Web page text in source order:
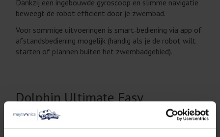
Dankzij een ingebouwde gyroscoop en slimme navigatie
beweegt de robot efficiënt door je zwembad.
Voor sommige uitvoeringen is smart‑bediening via app of
afstandsbediening mogelijk (handig als je de robot wilt
starten of plannen buiten het zwembadgebied).
Dolphin Ultimate Easy
Zwembadrobot
Ideale zwembadlengte:
15 meter